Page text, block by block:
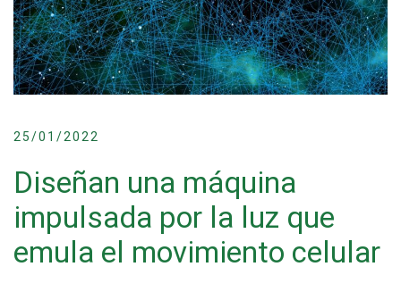
25/01/2022
Diseñan una máquina
impulsada por la luz que
emula el movimiento celular